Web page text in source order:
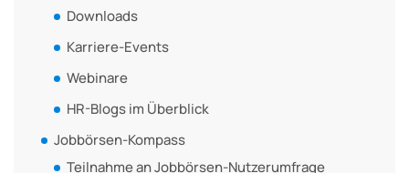
Downloads
Karriere-Events
Webinare
HR-Blogs im Überblick
Jobbörsen-Kompass
Teilnahme an Jobbörsen-Nutzerumfrage